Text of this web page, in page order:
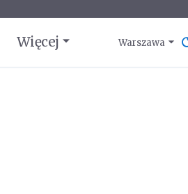
Więcej Warszawa